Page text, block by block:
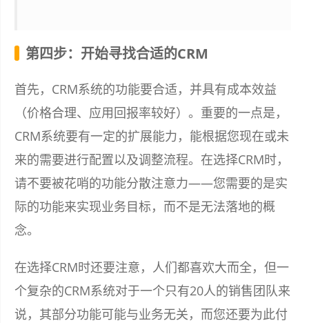
第四步：开始寻找合适的CRM
首先，CRM系统的功能要合适，并具有成本效益
（价格合理、应用回报率较好）。重要的一点是，
CRM系统要有一定的扩展能力，能根据您现在或未
来的需要进行配置以及调整流程。在选择CRM时，
请不要被花哨的功能分散注意力——您需要的是实
际的功能来实现业务目标，而不是无法落地的概
念。
在选择CRM时还要注意，人们都喜欢大而全，但一
个复杂的CRM系统对于一个只有20人的销售团队来
说，其部分功能可能与业务无关，而您还要为此付